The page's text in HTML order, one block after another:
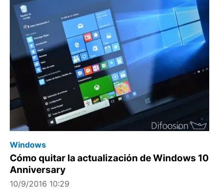
Windows
Cómo quitar la actualización de Windows 10
Anniversary
10/9/2016 10:29